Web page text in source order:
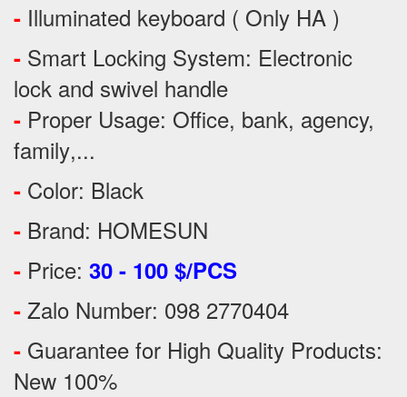
- Illuminated keyboard ( Only HA )
- Smart Locking System: Electronic
lock and swivel handle
- Proper Usage: Office, bank, agency,
family,...
- Color: Black
- Brand: HOMESUN
- Price: 30 - 100 $/PCS
- Zalo Number: 098 2770404
- Guarantee for High Quality Products:
New 100%